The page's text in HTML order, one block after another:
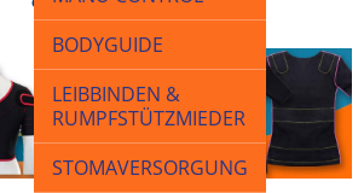
BODYGUIDE
LEIBBINDEN &
RUMPFSTÜTZMIEDER
STOMAVERSORGUNG